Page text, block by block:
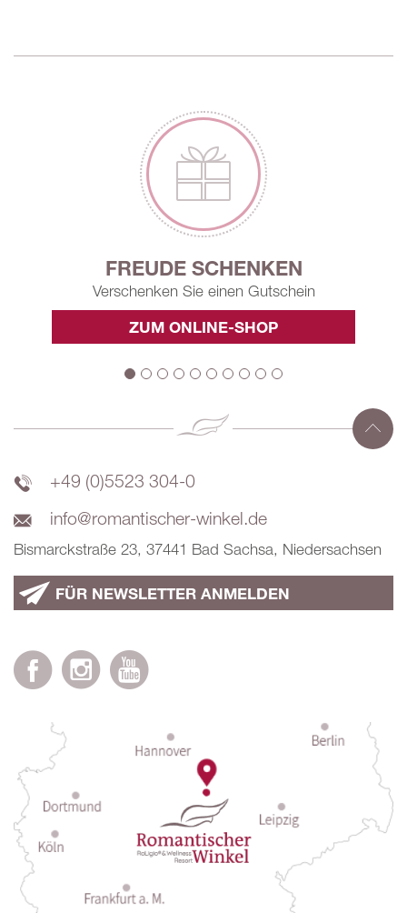
FREUDE SCHENKEN
Verschenken Sie einen Gutschein
ZUM ONLINE-SHOP
+49 (0)5523 304-0
info@romantischer-winkel.de
Bismarckstraße 23, 37441 Bad Sachsa, Niedersachsen
FÜR NEWSLETTER ANMELDEN